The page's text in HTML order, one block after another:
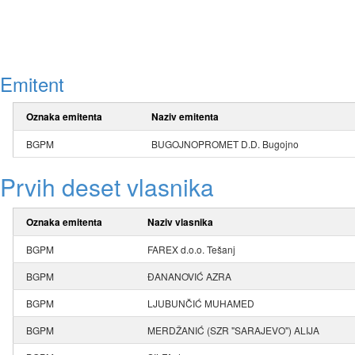
Emitent
Oznaka emitenta Naziv emitenta
BGPM BUGOJNOPROMET D.D. Bugojno
Prvih deset vlasnika
Oznaka emitenta Naziv vlasnika
BGPM
FAREX d.o.o. Tešanj
BGPM
ĐANANOVIĆ AZRA
BGPM
LJUBUNČIĆ MUHAMED
BGPM
MERDŽANIĆ (SZR "SARAJEVO") ALIJA